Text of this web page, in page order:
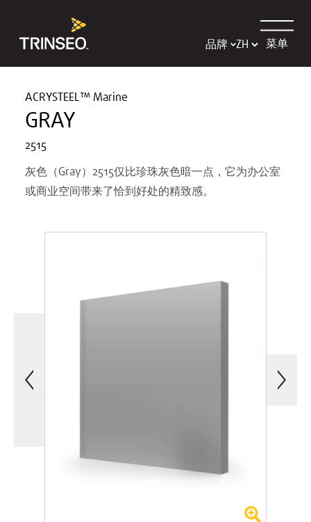
品牌 菜单
ACRYSTEEL™ Marine
GRAY
2515
灰色（Gray）2515仅比珍珠灰色暗一点，它为办公室
或商业空间带来了恰到好处的精致感。